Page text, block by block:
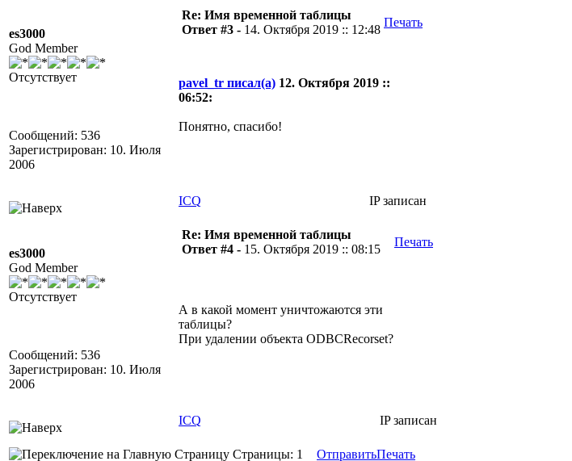
es3000
God Member
Отсутствует
Сообщений: 536
Зарегистрирован: 10. Июля
2006
Re: Имя временной таблицы
Ответ #3 - 14. Октября 2019 :: 12:48
Печать
pavel_tr писал(а) 12. Октября 2019 ::
06:52:
Понятно, спасибо!
ICQ IP записан
es3000
God Member
Отсутствует
Сообщений: 536
Зарегистрирован: 10. Июля
2006
Re: Имя временной таблицы
Ответ #4 - 15. Октября 2019 :: 08:15
Печать
А в какой момент уничтожаются эти
таблицы?
При удалении объекта ODBCRecorset?
ICQ IP записан
Страницы: 1 ОтправитьПечать